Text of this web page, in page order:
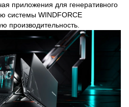
приложения для генеративного
системы WINDFORCE
производительность.